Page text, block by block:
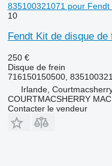
835100321071 pour Fendt
10
Fendt Kit de disque de
250 €
Disque de frein
716150150500,
Irlande,
COURTMACSHERRY
Contacter le vendeur